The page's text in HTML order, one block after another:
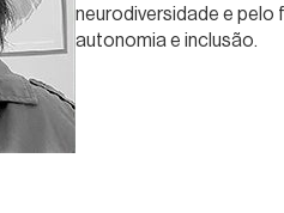
neurodiversidade e
autonomia e inclusão.